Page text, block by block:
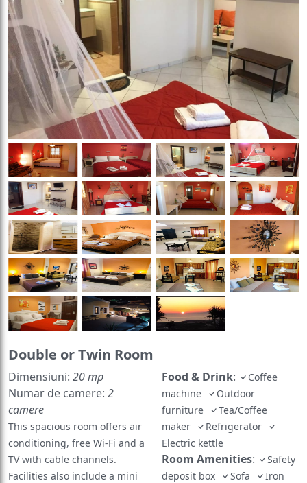
Double or Twin Room
Dimensiuni: 20 mp
Numar de camere: 2
camere
This spacious room offers air
conditioning, free Wi-Fi and a
TV with cable channels.
Facilities also include a mini
Food & Drink:
Coffee
machine
Outdoor
furniture
Tea/Coffee
maker
Refrigerator
Electric kettle
Room Amenities:
Safety
deposit box
Sofa
Iron